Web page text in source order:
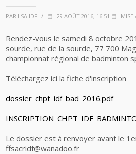
PAR LSA IDF / 29 AOÛT 2016, 16:51 MISE
Rendez-vous le samedi 8 octobre
sourde, rue de la sourde, 77 700
championnat régional de badminton
Téléchargez ici la fiche d'inscription
dossier_chpt_idf_bad_2016.pdf
Le dossier est à renvoyer avant le
ffsacridf@wanadoo.fr